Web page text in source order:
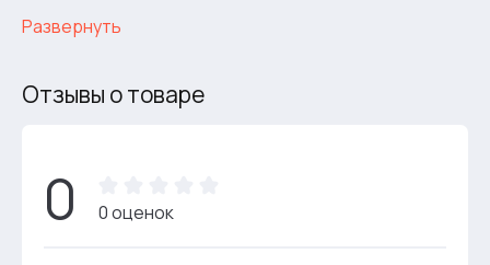
Развернуть
Отзывы о товаре
0 0 оценок